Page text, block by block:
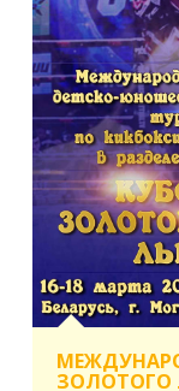
ЗОЛОТОГО